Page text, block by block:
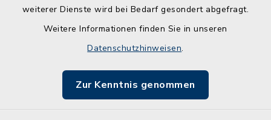
weiterer Dienste wird bei Bedarf gesondert abgefragt.
Weitere Informationen finden Sie in unseren
Datenschutzhinweisen.
Zur Kenntnis genommen
Leichte Sprache
Impressum